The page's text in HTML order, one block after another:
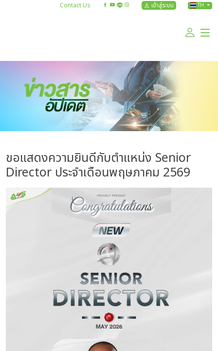
Contact Us เข้าสู่ระบบ TH
ขอแสดงความยินดีกับตำแหน่ง Senior
Director ประจำเดือนพฤษภาคม 2569